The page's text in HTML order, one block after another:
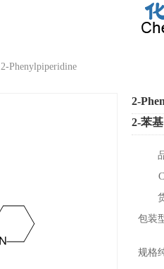
2-Phenylpiperidine
2-
2-苯
包装
规格